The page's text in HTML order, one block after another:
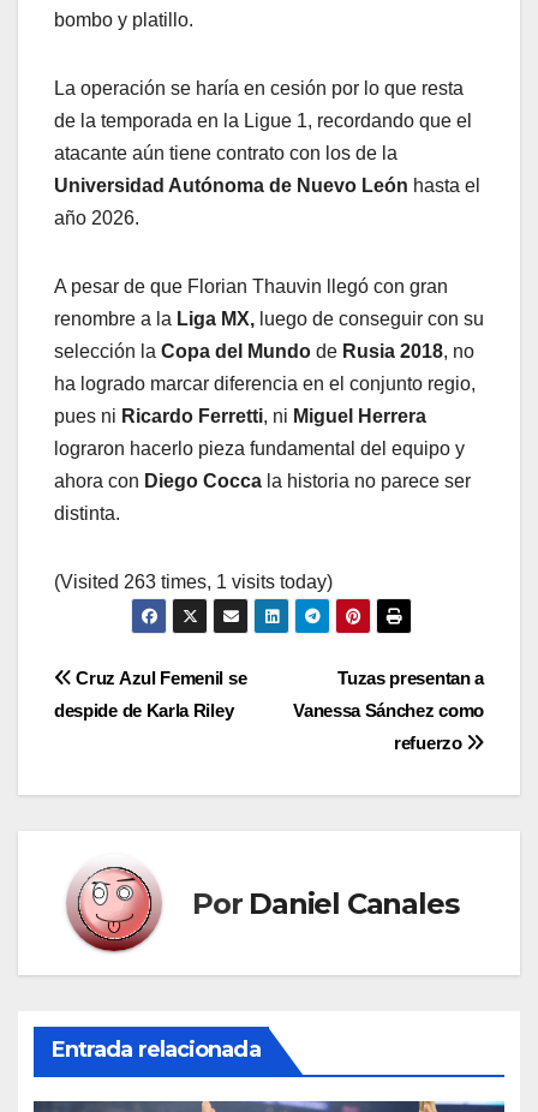
bombo y platillo.
La operación se haría en cesión por lo que resta
de la temporada en la Ligue 1, recordando que el
atacante aún tiene contrato con los de la
Universidad Autónoma de Nuevo León hasta el
año 2026.
A pesar de que Florian Thauvin llegó con gran
renombre a la Liga MX, luego de conseguir con su
selección la Copa del Mundo de Rusia 2018, no
ha logrado marcar diferencia en el conjunto regio,
pues ni Ricardo Ferretti, ni Miguel Herrera
lograron hacerlo pieza fundamental del equipo y
ahora con Diego Cocca la historia no parece ser
distinta.
(Visited 263 times, 1 visits today)
Navegación
de
entradas
Tuzas presentan a
Vanessa Sánchez como
refuerzo
Cruz Azul Femenil se
despide de Karla Riley
Por Daniel Canales
Entrada relacionada